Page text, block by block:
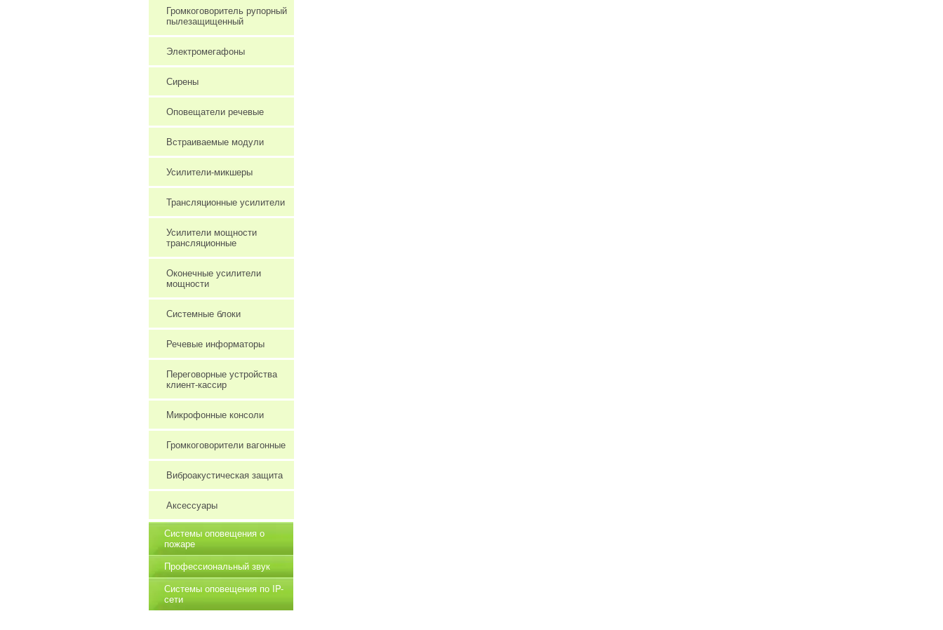
Громкоговоритель рупорный
пылезащищенный
Электромегафоны
Сирены
Оповещатели речевые
Встраиваемые модули
Усилители-микшеры
Трансляционные усилители
Усилители мощности
трансляционные
Оконечные усилители
мощности
Системные блоки
Речевые информаторы
Переговорные устройства
клиент-кассир
Микрофонные консоли
Громкоговорители вагонные
Виброакустическая защита
Аксессуары
Системы оповещения о
пожаре
Профессиональный звук
Системы оповещения по IP-
сети